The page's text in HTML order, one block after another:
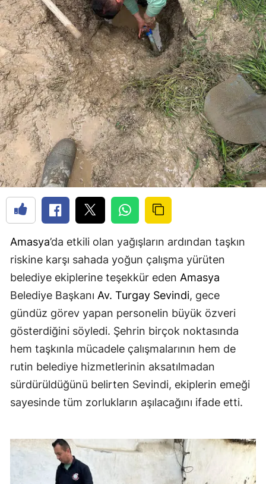
Amasya’da etkili olan yağışların ardından taşkın
riskine karşı sahada yoğun çalışma yürüten
belediye ekiplerine teşekkür eden Amasya
Belediye Başkanı Av. Turgay Sevindi, gece
gündüz görev yapan personelin büyük özveri
gösterdiğini söyledi. Şehrin birçok noktasında
hem taşkınla mücadele çalışmalarının hem de
rutin belediye hizmetlerinin aksatılmadan
sürdürüldüğünü belirten Sevindi, ekiplerin emeği
sayesinde tüm zorlukların aşılacağını ifade etti.